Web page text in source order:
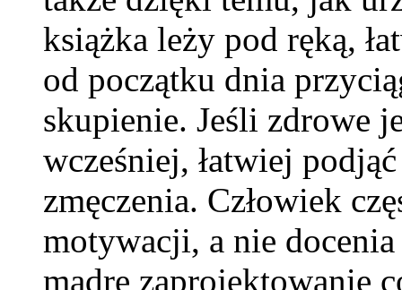
książka leży pod ręką,
od początku dnia
skupienie. Jeśli zdrowe
wcześniej, łatwiej
zmęczenia. Człowiek
motywacji, a nie
mądre zaprojektowanie